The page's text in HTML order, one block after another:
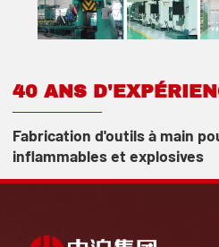
40 ANS
Fabrication d'outils à main
inflammables et explosives